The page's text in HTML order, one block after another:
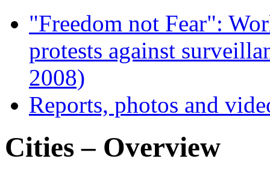
"Freedom not Fear":
protests against
2008)
Reports, photos and
Cities – Overview